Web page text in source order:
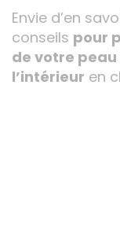
Envie d’en
conseils pour
de votre peau
l’intérieur en